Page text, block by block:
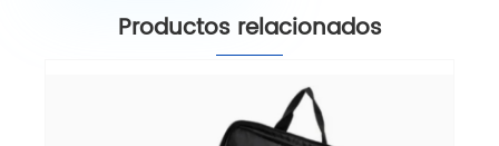
Productos relacionados